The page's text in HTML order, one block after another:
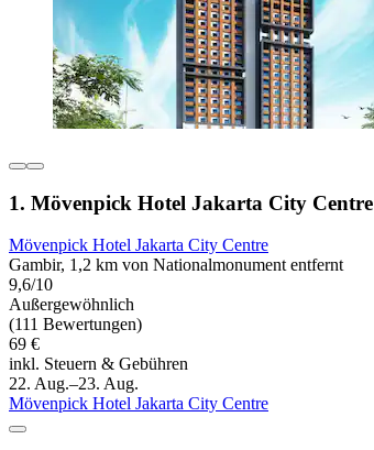
1. Mövenpick Hotel Jakarta City Centre
Mövenpick Hotel Jakarta City Centre
Gambir, 1,2 km von Nationalmonument entfernt
9,6/10
Außergewöhnlich
(111 Bewertungen)
69 €
inkl. Steuern & Gebühren
22. Aug.–23. Aug.
Mövenpick Hotel Jakarta City Centre